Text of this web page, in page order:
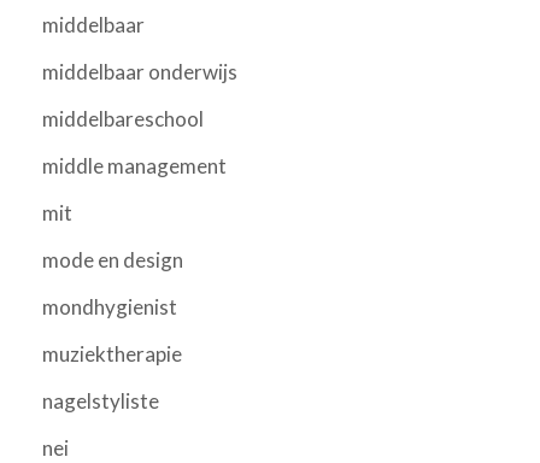
middelbaar
middelbaar onderwijs
middelbareschool
middle management
mit
mode en design
mondhygienist
muziektherapie
nagelstyliste
nei